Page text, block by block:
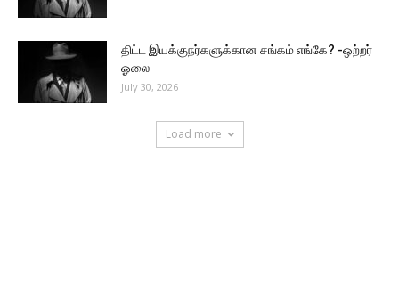
திட்ட இயக்குநர்களுக்கான சங்கம் எங்கே? -ஒற்றர்
ஓலை
July 30, 2026
Load more